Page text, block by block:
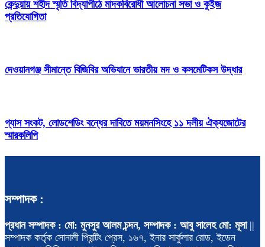
কেন্দুয়ায় শহীদ স্মৃতি বিদ্যাপীঠে মাদকবিরোধী আলোচনা সভা ও কুইজ
প্রতিযোগিতা
দেওয়ানগঞ্জ সীমান্তে বিজিবির অভিযানে ভারতীয় মদ ও কসমেটিকস উদ্ধার
গ্যাস সংকট, লোডশেডিং বন্ধের দাবিতে ময়মনসিংহে ১১ দলীয় ঐক্যজোটের
স্মারকলিপি
সম্পাদক :
প্রধান সম্পাদক : মো: মুনসুর আলম চন্দন, সম্পাদক : আবু সালেহ মো: মূসা||
সম্পাদক কর্তৃক সোনালী প্রিন্টিং প্রেস, ১৬৭, ইনার সার্কুলার রোড, ইডেন